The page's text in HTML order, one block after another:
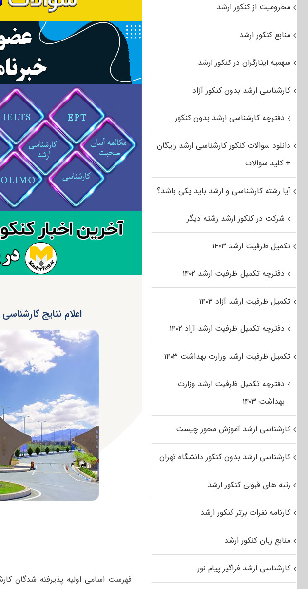
اعلام نتایج کارشناسی
محرومیت از کنکور ارشد
منابع کنکور ارشد
سهمیه ایثارگران در کنکور ارشد
کارشناسی ارشد بدون کنکور آزاد
دفترچه کارشناسی ارشد بدون کنکور
دانلود سوالات کنکور کارشناسی ارشد رایگان
+ کلید سوالات
آیا رشته کارشناسی و ارشد باید یکی باشد؟
شرکت در کنکور ارشد رشته دیگر
تکمیل ظرفیت ارشد ۱۴۰۳
دفترچه تکمیل ظرفیت ارشد ۱۴۰۲
تکمیل ظرفیت ارشد آزاد ۱۴۰۳
دفترچه تکمیل ظرفیت ارشد آزاد ۱۴۰۲
تکمیل ظرفیت ارشد وزارت بهداشت ۱۴۰۳
دفترچه تکمیل ظرفیت ارشد وزارت
بهداشت ۱۴۰۳
کارشناسی ارشد آموزش محور چیست
کارشناسی ارشد بدون کنکور دانشگاه تهران
رتبه های قبولی کنکور ارشد
کارنامه نفرات برتر کنکور ارشد
منابع زبان کنکور ارشد
کارشناسی ارشد فراگیر پیام نور